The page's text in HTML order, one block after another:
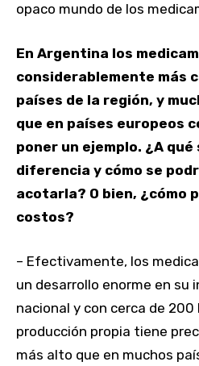
opaco mundo de los
En Argentina los
considerablemente más
países de la región, y
que en países europeos
poner un ejemplo. ¿A
diferencia y cómo se
acotarla? O bien, ¿cómo
costos?
– Efectivamente, los
un desarrollo enorme en
nacional y con cerca de
producción propia tiene
más alto que en muchos